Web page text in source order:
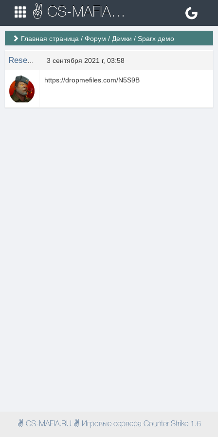
✌ CS-MAFIA.RU ✌ Игровые сервера Counter Strike 1.6
Главная страница / Форум / Демки / Sparx демо
3 сентября 2021 г, 03:58
https://dropmefiles.com/N5S9B
✌ CS-MAFIA.RU ✌ Игровые сервера Counter Strike 1.6